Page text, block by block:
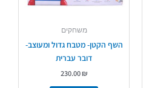
משחקים
השף הקטן- מטבח גדול ומעוצב-
דובר עברית
230.00₪